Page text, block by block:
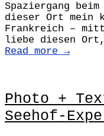
Spaziergang
dieser Ort mein
Frankreich –
liebe diesen
Read more →
Photo +
Seehof-